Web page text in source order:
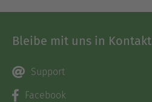
Bleibe mit uns in Kontakt
Support
Facebook